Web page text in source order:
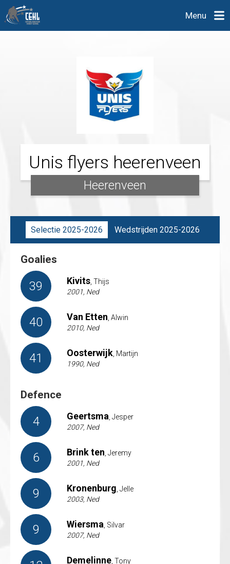
Menu
Unis flyers heerenveen
Heerenveen
Selectie 2025-2026 Wedstrijden 2025-2026
Goalies
39 Kivits , Thijs
2001, Ned
40 Van Etten , Alwin
2010, Ned
41 Oosterwijk , Martijn
1990, Ned
Defence
4 Geertsma , Jesper
2007, Ned
6 Brink ten , Jeremy
2001, Ned
9 Kronenburg , Jelle
2003, Ned
9 Wiersma , Silvar
2007, Ned
Demelinne , Tony